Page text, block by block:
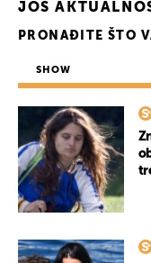
JOŠ
PRONAĐITE ŠTO
SHOW